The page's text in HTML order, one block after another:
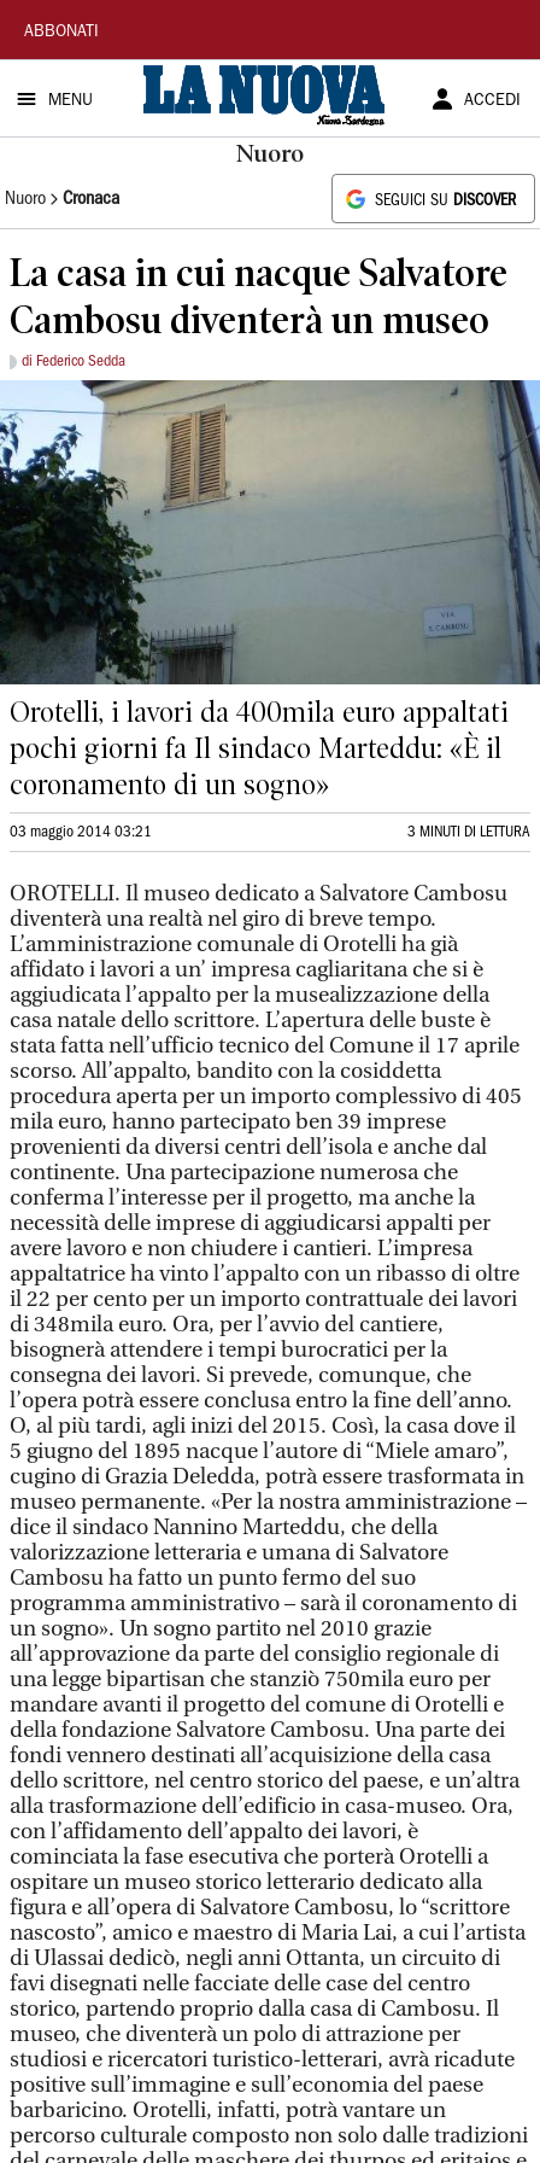
La
Nuova
Sardegna
ABBONATI
MENU ACCEDI
Nuoro
Nuoro Cronaca SEGUICI SU DISCOVER
La casa in cui nacque Salvatore
Cambosu diventerà un museo
di Federico Sedda
Orotelli, i lavori da 400mila euro appaltati
pochi giorni fa Il sindaco Marteddu: «È il
coronamento di un sogno»
03 maggio 2014 03:21 3 MINUTI DI LETTURA
OROTELLI. Il museo dedicato a Salvatore Cambosu
diventerà una realtà nel giro di breve tempo.
L’amministrazione comunale di Orotelli ha già
affidato i lavori a un’ impresa cagliaritana che si è
aggiudicata l’appalto per la musealizzazione della
casa natale dello scrittore. L’apertura delle buste è
stata fatta nell’ufficio tecnico del Comune il 17 aprile
scorso. All’appalto, bandito con la cosiddetta
procedura aperta per un importo complessivo di 405
mila euro, hanno partecipato ben 39 imprese
provenienti da diversi centri dell’isola e anche dal
continente. Una partecipazione numerosa che
conferma l’interesse per il progetto, ma anche la
necessità delle imprese di aggiudicarsi appalti per
avere lavoro e non chiudere i cantieri. L’impresa
appaltatrice ha vinto l’appalto con un ribasso di oltre
il 22 per cento per un importo contrattuale dei lavori
di 348mila euro. Ora, per l’avvio del cantiere,
bisognerà attendere i tempi burocratici per la
consegna dei lavori. Si prevede, comunque, che
l’opera potrà essere conclusa entro la fine dell’anno.
O, al più tardi, agli inizi del 2015. Così, la casa dove il
5 giugno del 1895 nacque l’autore di “Miele amaro”,
cugino di Grazia Deledda, potrà essere trasformata in
museo permanente. «Per la nostra amministrazione –
dice il sindaco Nannino Marteddu, che della
valorizzazione letteraria e umana di Salvatore
Cambosu ha fatto un punto fermo del suo
programma amministrativo – sarà il coronamento di
un sogno». Un sogno partito nel 2010 grazie
all’approvazione da parte del consiglio regionale di
una legge bipartisan che stanziò 750mila euro per
mandare avanti il progetto del comune di Orotelli e
della fondazione Salvatore Cambosu. Una parte dei
fondi vennero destinati all’acquisizione della casa
dello scrittore, nel centro storico del paese, e un’altra
alla trasformazione dell’edificio in casa-museo. Ora,
con l’affidamento dell’appalto dei lavori, è
cominciata la fase esecutiva che porterà Orotelli a
ospitare un museo storico letterario dedicato alla
figura e all’opera di Salvatore Cambosu, lo “scrittore
nascosto”, amico e maestro di Maria Lai, a cui l’artista
di Ulassai dedicò, negli anni Ottanta, un circuito di
favi disegnati nelle facciate delle case del centro
storico, partendo proprio dalla casa di Cambosu. Il
museo, che diventerà un polo di attrazione per
studiosi e ricercatori turistico-letterari, avrà ricadute
positive sull’immagine e sull’economia del paese
barbaricino. Orotelli, infatti, potrà vantare un
percorso culturale composto non solo dalle tradizioni